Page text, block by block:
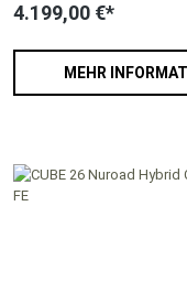
4.199,00 €*
MEHR